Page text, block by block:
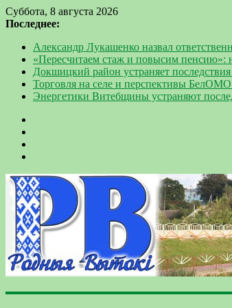
Суббота, 8 августа 2026
Последнее:
Александр Лукашенко назвал
«Пересчитаем стаж и повысим пенсию»:
Докшицкий район устраняет
Торговля на селе и перспективы
Энергетики Витебщины устраняют